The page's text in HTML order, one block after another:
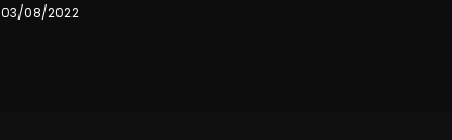
03/08/2022